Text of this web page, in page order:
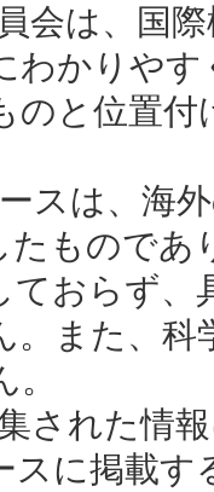
会は、国
わかりや
のと位置
スは、海
たものであ
ておらず、
。また、
された情
スに掲載